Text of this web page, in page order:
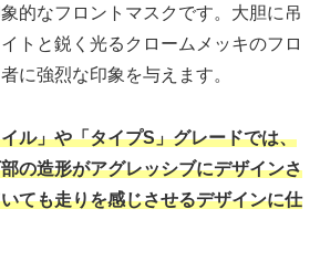
的なフロントマスクです。大胆に吊
トと鋭く光るクロームメッキのフロ
に強烈な印象を与えます。
ル」や「タイプS」グレードでは、
の造形がアグレッシブにデザインさ
ても走りを感じさせるデザインに仕